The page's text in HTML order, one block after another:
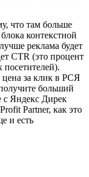
что там больше
контекстной
реклама будет
CTR (это процент
цена за клик в РСЯ
больший
с Яндекс Дирек
Partner, как это
и есть